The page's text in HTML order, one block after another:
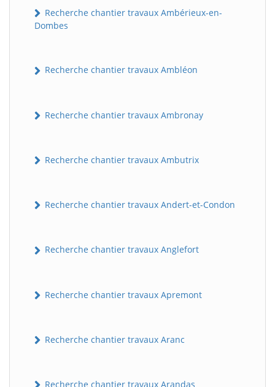
Recherche chantier travaux Ambérieux-en-
Dombes
Recherche chantier travaux Ambléon
Recherche chantier travaux Ambronay
Recherche chantier travaux Ambutrix
Recherche chantier travaux Andert-et-Condon
Recherche chantier travaux Anglefort
Recherche chantier travaux Apremont
Recherche chantier travaux Aranc
Recherche chantier travaux Arandas